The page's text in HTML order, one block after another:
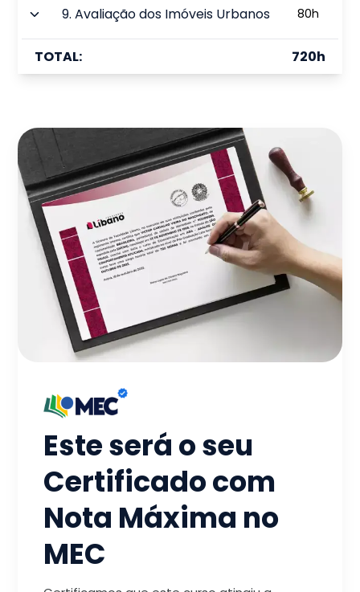
9.Avaliação dos Imóveis Urbanos 80h
TOTAL: 720h
Este será o seu
Certificado com
Nota Máxima no
MEC